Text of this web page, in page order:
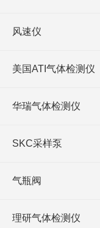
风速仪
美国ATI气体检测仪
华瑞气体检测仪
SKC采样泵
气瓶阀
理研气体检测仪